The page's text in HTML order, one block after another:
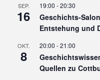
SEP.
16
19:00 -20:30
Geschichts-
Entstehung und
OKT.
8
20:00 -21:00
Quellen zu